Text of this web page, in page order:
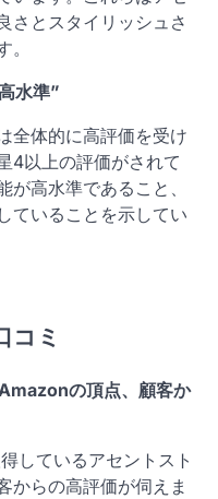
さとスタイリッシュさ
水準”
全体的に高評価を受け
4以上の評価がされて
高水準であること、
ていることを示してい
コミ
の頂点、顧客か
しているアセントスト
からの高評価が伺えま